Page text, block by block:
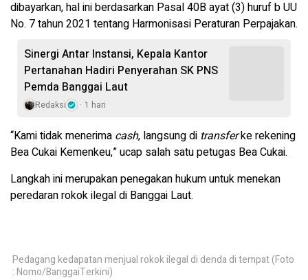
dibayarkan, hal ini berdasarkan Pasal 40B ayat (3) huruf b UU
No. 7 tahun 2021 tentang Harmonisasi Peraturan Perpajakan.
Sinergi Antar Instansi, Kepala Kantor
Pertanahan Hadiri Penyerahan SK PNS
Pemda Banggai Laut
Redaksi 1 hari
“Kami tidak menerima cash, langsung di transferke rekening
Bea Cukai Kemenkeu,” ucap salah satu petugas Bea Cukai.
Langkah ini merupakan penegakan hukum untuk menekan
peredaran rokok ilegal di Banggai Laut.
Pedagang kedapatan menjual rokok ilegal di denda di tempat (Foto
: Nomo/BanggaiTerkini)